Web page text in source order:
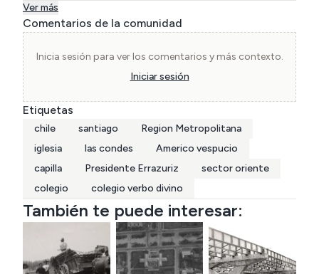
Ver más
Comentarios de la comunidad
Inicia sesión para ver los comentarios y más contexto.
Iniciar sesión
Etiquetas
chile santiago
Region Metropolitana
iglesia
las condes
Americo vespucio
capilla
Presidente Errazuriz
sector oriente
colegio
colegio verbo divino
También te puede interesar: